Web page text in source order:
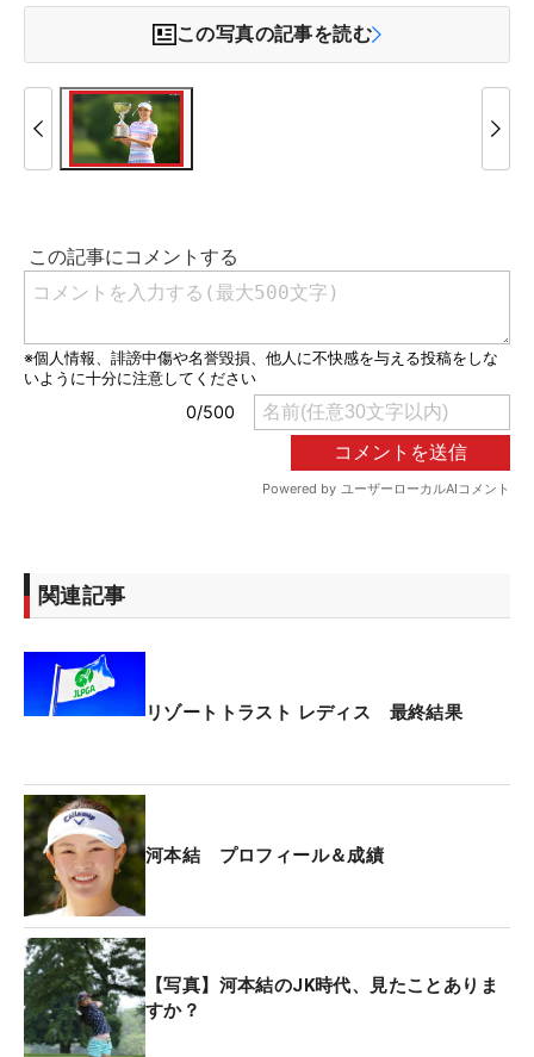
この写真の記事を読む
関連記事
リゾートトラスト レディス 最終結果
河本結 プロフィール＆成績
【写真】河本結のJK時代、見たことありま
すか？